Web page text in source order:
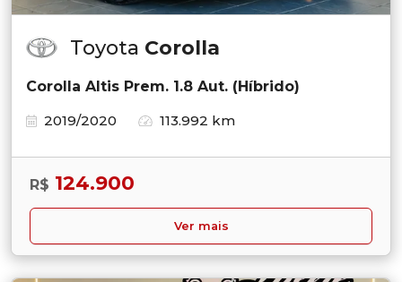
Toyota Corolla
Corolla Altis Prem. 1.8 Aut. (Híbrido)
2019/2020
113.992 km
R$ 124.900
Ver mais